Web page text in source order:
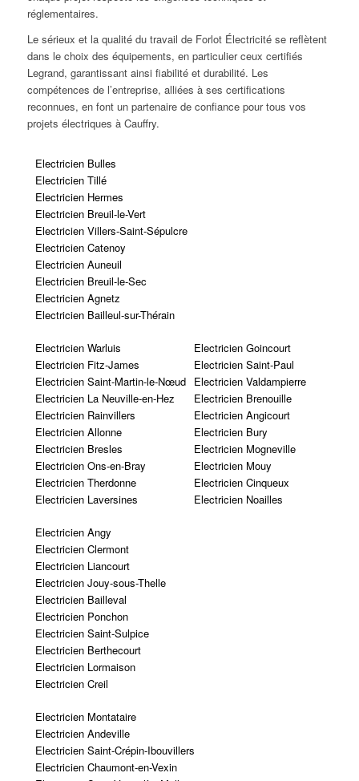
réglementaires.
Le sérieux et la qualité du travail de Forlot Électricité se reflètent
dans le choix des équipements, en particulier ceux certifiés
Legrand, garantissant ainsi fiabilité et durabilité. Les
compétences de l’entreprise, alliées à ses certifications
reconnues, en font un partenaire de confiance pour tous vos
projets électriques à Cauffry.
Electricien Bulles
Electricien Tillé
Electricien Hermes
Electricien Breuil-le-Vert
Electricien Villers-Saint-Sépulcre
Electricien Catenoy
Electricien Auneuil
Electricien Breuil-le-Sec
Electricien Agnetz
Electricien Bailleul-sur-Thérain
Electricien Warluis
Electricien Fitz-James
Electricien Saint-Martin-le-Nœud
Electricien La Neuville-en-Hez
Electricien Rainvillers
Electricien Allonne
Electricien Bresles
Electricien Ons-en-Bray
Electricien Therdonne
Electricien Laversines
Electricien Goincourt
Electricien Saint-Paul
Electricien Valdampierre
Electricien Brenouille
Electricien Angicourt
Electricien Bury
Electricien Mogneville
Electricien Mouy
Electricien Cinqueux
Electricien Noailles
Electricien Angy
Electricien Clermont
Electricien Liancourt
Electricien Jouy-sous-Thelle
Electricien Bailleval
Electricien Ponchon
Electricien Saint-Sulpice
Electricien Berthecourt
Electricien Lormaison
Electricien Creil
Electricien Montataire
Electricien Andeville
Electricien Saint-Crépin-Ibouvillers
Electricien Chaumont-en-Vexin